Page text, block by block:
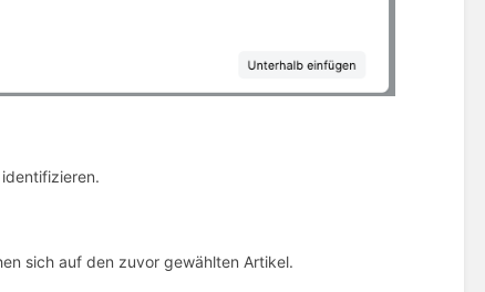
sich auf den zuvor gewählten Artikel.